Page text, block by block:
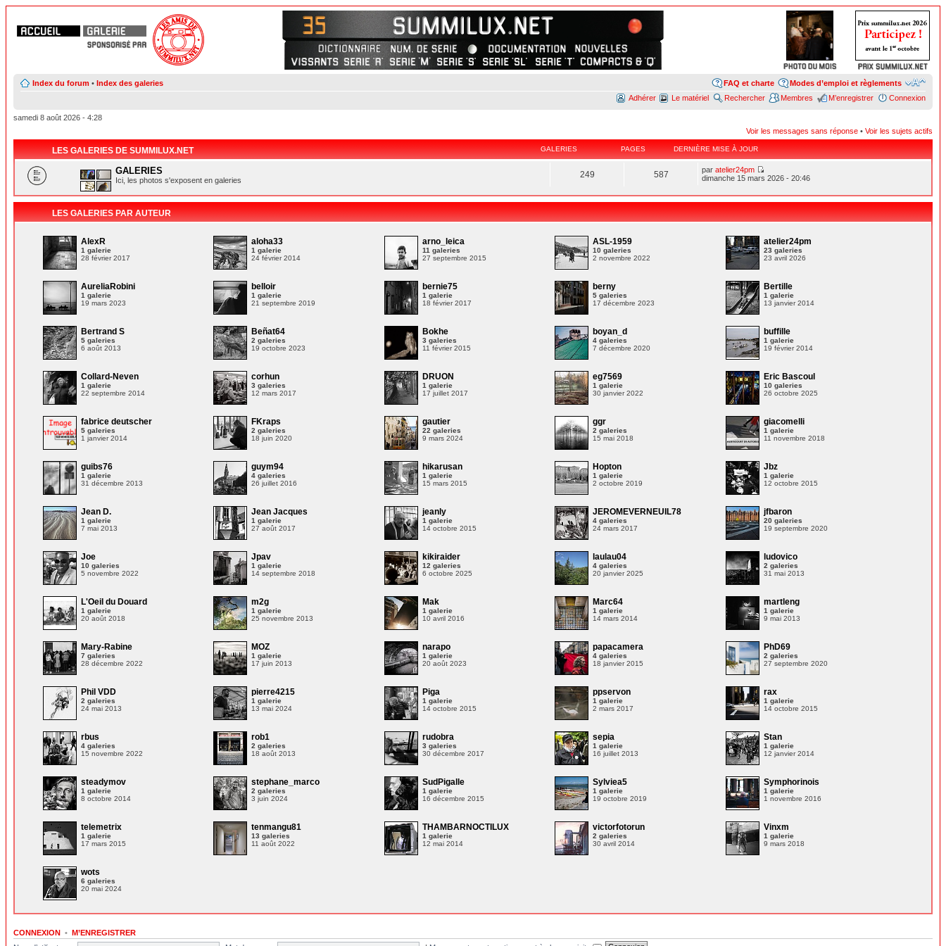
Index du forum • Index des galeries Modes d’emploi et règlements
FAQ et charte
Connexion
M’enregistrer
Membres
Rechercher
Le matériel
Adhérer
Voir les messages sans réponse • Voir les sujets actifs
samedi 8 août 2026 - 4:28
LES GALERIES DE SUMMILUX.NET GALERIES PAGES DERNIÈRE MISE À JOUR
GALERIES
Ici, les photos s'exposent en galeries
249 587 paratelier24pm
dimanche 15 mars 2026 - 20:46
LES GALERIES PAR AUTEUR
AlexR
1 galerie
28 février 2017
aloha33
1 galerie
24 février 2014
arno_leica
11 galeries
27 septembre 2015
ASL-1959
10 galeries
2 novembre 2022
atelier24pm
23 galeries
23 avril 2026
AureliaRobini
1 galerie
19 mars 2023
belloir
1 galerie
21 septembre 2019
bernie75
1 galerie
18 février 2017
berny
5 galeries
17 décembre 2023
Bertille
1 galerie
13 janvier 2014
Bertrand S
5 galeries
6 août 2013
Beñat64
2 galeries
19 octobre 2023
Bokhe
3 galeries
11 février 2015
boyan_d
4 galeries
7 décembre 2020
buffille
1 galerie
19 février 2014
Collard-Neven
1 galerie
22 septembre 2014
corhun
3 galeries
12 mars 2017
DRUON
1 galerie
17 juillet 2017
eg7569
1 galerie
30 janvier 2022
Eric Bascoul
10 galeries
26 octobre 2025
fabrice deutscher
5 galeries
1 janvier 2014
FKraps
2 galeries
18 juin 2020
gautier
22 galeries
9 mars 2024
ggr
2 galeries
15 mai 2018
giacomelli
1 galerie
11 novembre 2018
guibs76
1 galerie
31 décembre 2013
guym94
4 galeries
26 juillet 2016
hikarusan
1 galerie
15 mars 2015
Hopton
1 galerie
2 octobre 2019
Jbz
1 galerie
12 octobre 2015
Jean D.
1 galerie
7 mai 2013
Jean Jacques
1 galerie
27 août 2017
jeanly
1 galerie
14 octobre 2015
JEROMEVERNEUIL78
4 galeries
24 mars 2017
jfbaron
20 galeries
19 septembre 2020
Joe
10 galeries
5 novembre 2022
Jpav
1 galerie
14 septembre 2018
kikiraider
12 galeries
6 octobre 2025
laulau04
4 galeries
20 janvier 2025
ludovico
2 galeries
31 mai 2013
L'Oeil du Douard
1 galerie
20 août 2018
m2g
1 galerie
25 novembre 2013
Mak
1 galerie
10 avril 2016
Marc64
1 galerie
14 mars 2014
martleng
1 galerie
9 mai 2013
Mary-Rabine
7 galeries
28 décembre 2022
MOZ
1 galerie
17 juin 2013
narapo
1 galerie
20 août 2023
papacamera
4 galeries
18 janvier 2015
PhD69
2 galeries
27 septembre 2020
Phil VDD
2 galeries
24 mai 2013
pierre4215
1 galerie
13 mai 2024
Piga
1 galerie
14 octobre 2015
ppservon
1 galerie
2 mars 2017
rax
1 galerie
14 octobre 2015
rbus
4 galeries
15 novembre 2022
rob1
2 galeries
18 août 2013
rudobra
3 galeries
30 décembre 2017
sepia
1 galerie
16 juillet 2013
Stan
1 galerie
12 janvier 2014
steadymov
1 galerie
8 octobre 2014
stephane_marco
2 galeries
3 juin 2024
SudPigalle
1 galerie
16 décembre 2015
Sylviea5
1 galerie
19 octobre 2019
Symphorinois
1 galerie
1 novembre 2016
telemetrix
1 galerie
17 mars 2015
tenmangu81
13 galeries
11 août 2022
THAMBARNOCTILUX
1 galerie
12 mai 2014
victorfotorun
2 galeries
30 avril 2014
Vinxm
1 galerie
9 mars 2018
wots
6 galeries
20 mai 2024
CONNEXION • M’ENREGISTRER